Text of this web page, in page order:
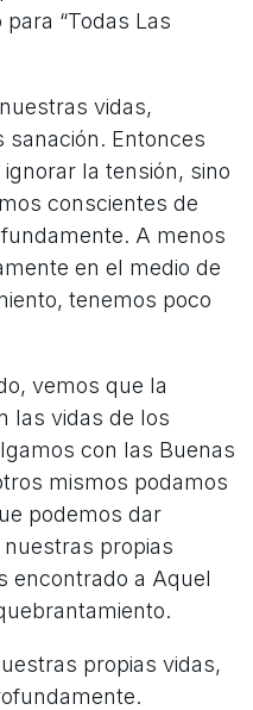
“Todas Las
vidas,
sanación. Entonces
la tensión, sino
conscientes de
A menos
en el medio de
tenemos poco
vemos que la
las vidas de los
con las Buenas
mismos podamos
podemos dar
propias
encontrado a Aquel
propias vidas,